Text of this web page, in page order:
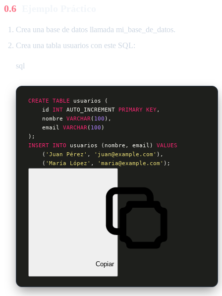
Crea una base de datos llamada mi_base_de_datos.
Crea una tabla usuarios con este SQL:
sql
CREATE TABLE usuarios (
    id
INT AUTO_INCREMENT PRIMARY KEY,
    nombre
VARCHAR ( 100 ),
    email
VARCHAR ( 100 )
);
INSERT INTO usuarios (nombre, email) VALUES
    (
'Juan Pérez' , 'juan@example.com' ),
    (
'María López' , 'maria@example.com' );
Copiar